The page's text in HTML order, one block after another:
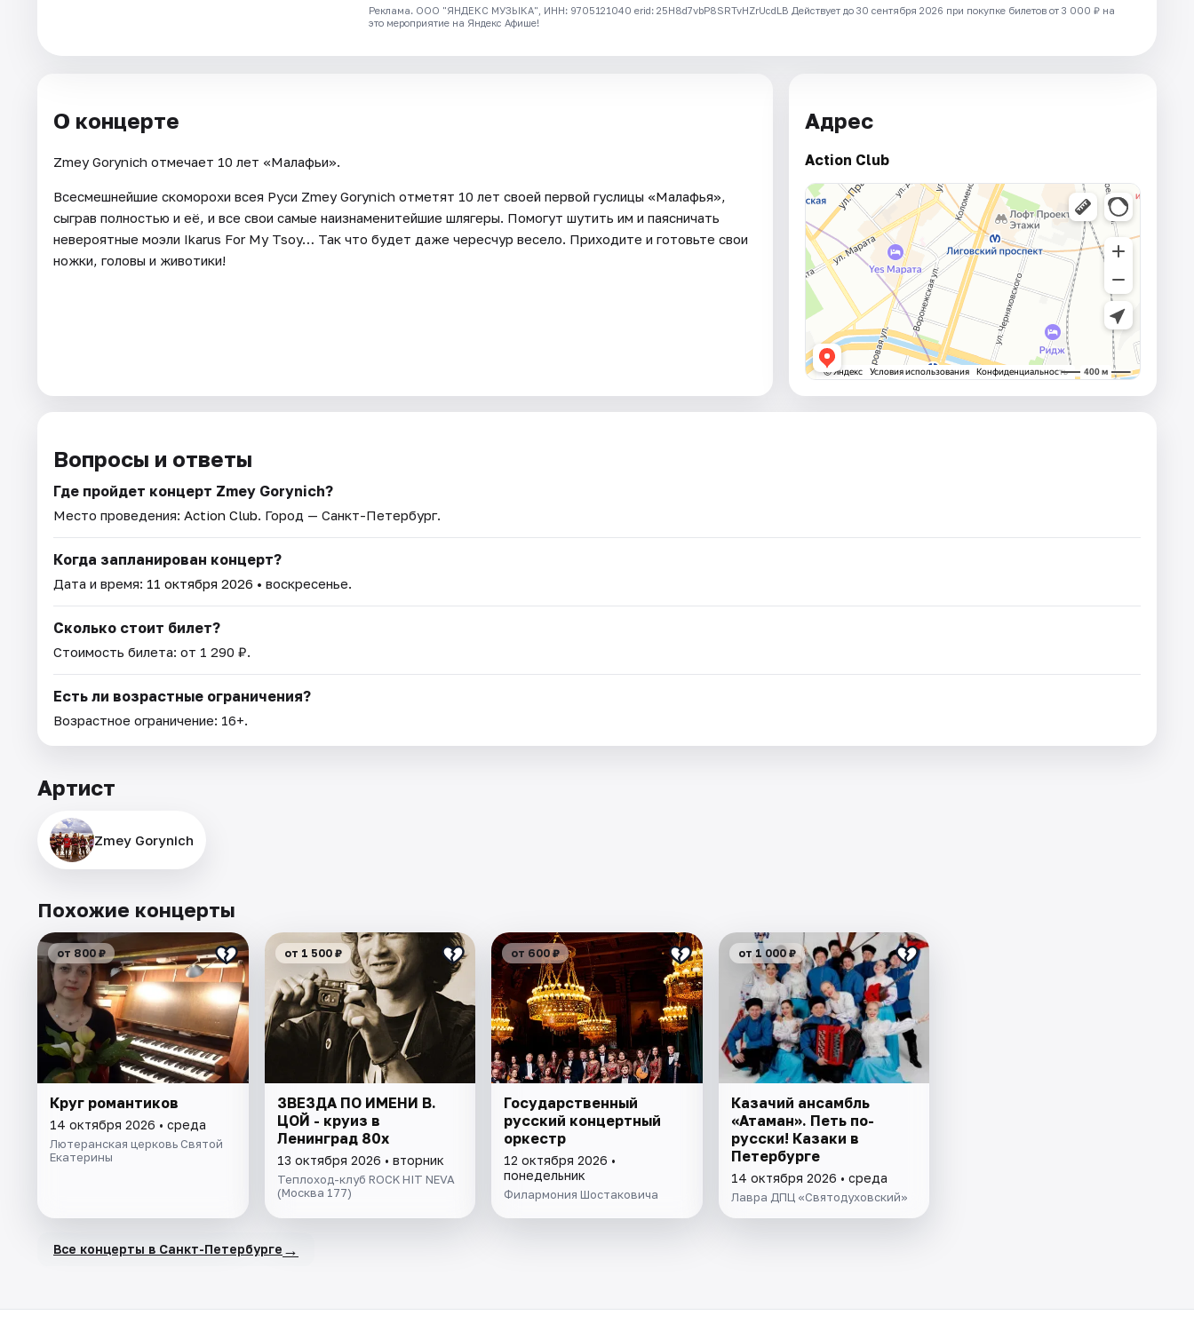
Реклама. ООО "ЯНДЕКС МУЗЫКА", ИНН: 9705121040 erid: 25H8d7vbP8SRTvHZrUcdLB Действует до 30 сентября 2026 при покупке билетов от 3 000 ₽ на
это мероприятие на Яндекс Афише!
О концерте
Zmey Gorynich отмечает 10 лет «Малафьи».
Всесмешнейшие скоморохи всея Руси Zmey Gorynich отметят 10 лет своей первой гуслицы «Малафья»,
сыграв полностью и её, и все свои самые наизнаменитейшие шлягеры. Помогут шутить им и паясничать
невероятные моэли Ikarus For My Tsoy… Так что будет даже чересчур весело. Приходите и готовьте свои
ножки, головы и животики!
Адрес
Action Club
Вопросы и ответы
Где пройдет концерт Zmey Gorynich?
Место проведения: Action Club. Город — Санкт-Петербург.
Когда запланирован концерт?
Дата и время: 11 октября 2026 • воскресенье.
Сколько стоит билет?
Стоимость билета: от 1 290 ₽.
Есть ли возрастные ограничения?
Возрастное ограничение: 16+.
Артист
Zmey Gorynich
Похожие концерты
от 800 ₽
Круг романтиков
14 октября 2026 • среда
Лютеранская церковь Святой
Екатерины
от 1 500 ₽
ЗВЕЗДА ПО ИМЕНИ В.
ЦОЙ - круиз в
Ленинград 80х
13 октября 2026 • вторник
Теплоход-клуб ROCK HIT NEVA
(Москва 177)
от 600 ₽
Государственный
русский концертный
оркестр
12 октября 2026 •
понедельник
Филармония Шостаковича
от 1 000 ₽
Казачий ансамбль
«Атаман». Петь по-
русски! Казаки в
Петербурге
14 октября 2026 • среда
Лавра ДПЦ «Святодуховский»
Все концерты в Санкт-Петербурге →